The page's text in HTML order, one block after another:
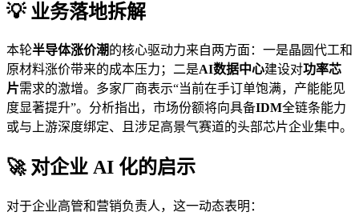
💡 业务落地拆解
本轮半导体涨价潮的核心驱动力来自两方面：一是晶圆代工和
原材料涨价带来的成本压力；二是AI数据中心建设对功率芯
片需求的激增。多家厂商表示“当前在手订单饱满，产能能见
度显著提升”。分析指出，市场份额将向具备IDM全链条能力
或与上游深度绑定、且涉足高景气赛道的头部芯片企业集中。
🚀 对企业 AI 化的启示
对于企业高管和营销负责人，这一动态表明：